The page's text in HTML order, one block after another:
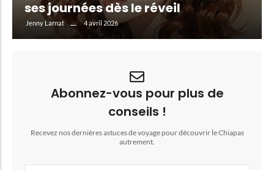
ses journées dès le réveil
Jenny Larnat 4 avril 2026
Abonnez-vous pour plus de
conseils !
Recevez nos dernières astuces de voyage pour découvrir le Chiapas
autrement.